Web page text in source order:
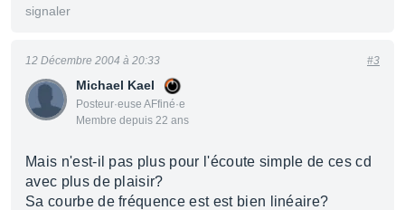
signaler
Michael Kael
Posteur·euse AFfiné·e
Membre depuis 22 ans
12 Décembre 2004 à 20:33 #3
Mais n'est-il pas plus pour l'écoute simple de ces cd
avec plus de plaisir?
Sa courbe de fréquence est est bien linéaire?